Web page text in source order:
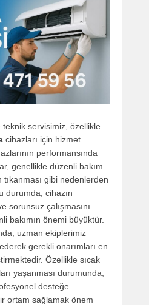
teknik servisimiz, özellikle
cihazları için hizmet
performansında
genellikle düzenli bakım
gibi nedenlerden
durumda, cihazın
sorunsuz çalışmasını
bakımın önemi büyüktür.
uzman ekiplerimiz
gerekli onarımları en
Özellikle sıcak
yaşanması durumunda,
desteğe
ortam sağlamak önem